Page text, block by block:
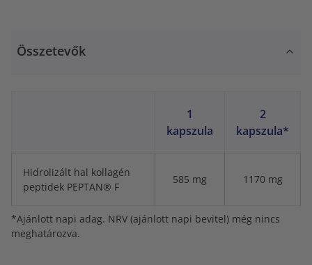
Összetevők
1
kapszula
2
kapszula*
Hidrolizált hal kollagén
peptidek PEPTAN® F
585 mg 1170 mg
*Ajánlott napi adag. NRV (ajánlott napi bevitel) még nincs
meghatározva.